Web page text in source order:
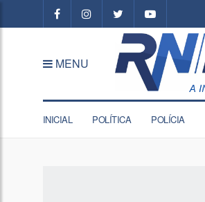
MENU
INICIAL POLÍTICA POLÍCIA